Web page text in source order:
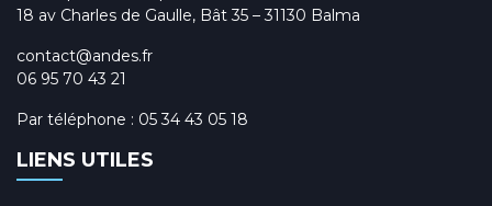
18 av Charles de Gaulle, Bât 35 – 31130 Balma
contact@andes.fr
06 95 70 43 21
Par téléphone : 05 34 43 05 18
LIENS UTILES